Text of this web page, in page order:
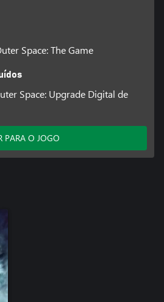
Space: The Game
Space: Upgrade Digital de
PARA O JOGO